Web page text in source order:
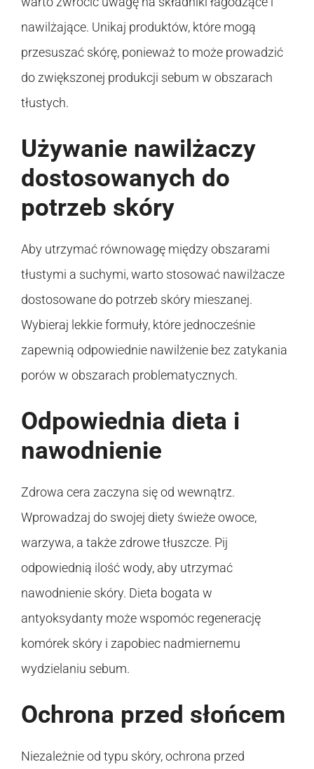
nawilżające. Unikaj produktów, które mogą
przesuszać skórę, ponieważ to może prowadzić
do zwiększonej produkcji sebum w obszarach
tłustych.
Używanie nawilżaczy
dostosowanych do
potrzeb skóry
Aby utrzymać równowagę między obszarami
tłustymi a suchymi, warto stosować nawilżacze
dostosowane do potrzeb skóry mieszanej.
Wybieraj lekkie formuły, które jednocześnie
zapewnią odpowiednie nawilżenie bez zatykania
porów w obszarach problematycznych.
Odpowiednia dieta i
nawodnienie
Zdrowa cera zaczyna się od wewnątrz.
Wprowadzaj do swojej diety świeże owoce,
warzywa, a także zdrowe tłuszcze. Pij
odpowiednią ilość wody, aby utrzymać
nawodnienie skóry. Dieta bogata w
antyoksydanty może wspomóc regenerację
komórek skóry i zapobiec nadmiernemu
wydzielaniu sebum.
Ochrona przed słońcem
Niezależnie od typu skóry, ochrona przed